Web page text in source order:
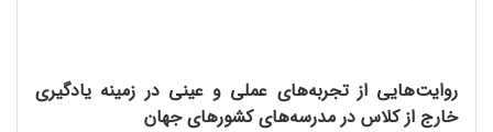
روایت‌هایی از تجربه‌های عملی و عینی در زمینه یادگیری
خارج از کلاس در مدرسه‌های کشورهای جهان